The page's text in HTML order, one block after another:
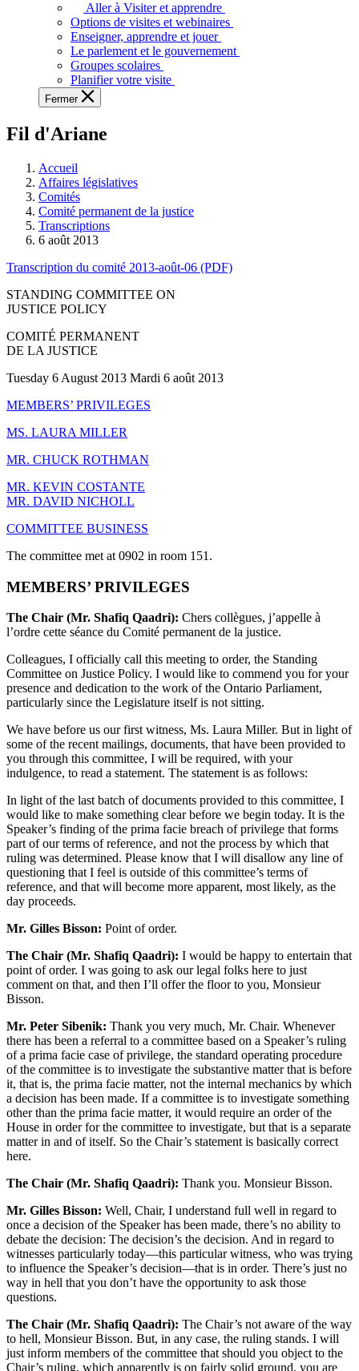
voir,
apprendre
et
à
à
législative.
Aller à Visiter et apprendre
Options de visites et webinaires
Enseigner, apprendre et jouer
Le parlement et le gouvernement
Groupes scolaires
Planifier votre visite
Fermer
Fil d'Ariane
Accueil
Affaires législatives
Comités
Comité permanent de la justice
Transcriptions
6 août 2013
Transcription du comité 2013-août-06 (PDF)
STANDING COMMITTEE ON
JUSTICE POLICY
COMITÉ PERMANENT
DE LA JUSTICE
Tuesday 6 August 2013 Mardi 6 août 2013
MEMBERS’ PRIVILEGES
MS. LAURA MILLER
MR. CHUCK ROTHMAN
MR. KEVIN COSTANTE
MR. DAVID NICHOLL
COMMITTEE BUSINESS
The committee met at 0902 in room 151.
MEMBERS’ PRIVILEGES
The Chair (Mr. Shafiq Qaadri): Chers collègues, j’appelle à
l’ordre cette séance du Comité permanent de la justice.
Colleagues, I officially call this meeting to order, the Standing
Committee on Justice Policy. I would like to commend you for your
presence and dedication to the work of the Ontario Parliament,
particularly since the Legislature itself is not sitting.
We have before us our first witness, Ms. Laura Miller. But in light of
some of the recent mailings, documents, that have been provided to
you through this committee, I will be required, with your
indulgence, to read a statement. The statement is as follows:
In light of the last batch of documents provided to this committee, I
would like to make something clear before we begin today. It is the
Speaker’s finding of the prima facie breach of privilege that forms
part of our terms of reference, and not the process by which that
ruling was determined. Please know that I will disallow any line of
questioning that I feel is outside of this committee’s terms of
reference, and that will become more apparent, most likely, as the
day proceeds.
Mr. Gilles Bisson: Point of order.
The Chair (Mr. Shafiq Qaadri): I would be happy to entertain that
point of order. I was going to ask our legal folks here to just
comment on that, and then I’ll offer the floor to you, Monsieur
Bisson.
Mr. Peter Sibenik: Thank you very much, Mr. Chair. Whenever
there has been a referral to a committee based on a Speaker’s ruling
of a prima facie case of privilege, the standard operating procedure
of the committee is to investigate the substantive matter that is before
it, that is, the prima facie matter, not the internal mechanics by which
a decision has been made. If a committee is to investigate something
other than the prima facie matter, it would require an order of the
House in order for the committee to investigate, but that is a separate
matter in and of itself. So the Chair’s statement is basically correct
here.
The Chair (Mr. Shafiq Qaadri): Thank you. Monsieur Bisson.
Mr. Gilles Bisson: Well, Chair, I understand full well in regard to
once a decision of the Speaker has been made, there’s no ability to
debate the decision: The decision’s the decision. And in regard to
witnesses particularly today—this particular witness, who was trying
to influence the Speaker’s decision—that is in order. There’s just no
way in hell that you don’t have the opportunity to ask those
questions.
The Chair (Mr. Shafiq Qaadri): The Chair’s not aware of the way
to hell, Monsieur Bisson. But, in any case, the ruling stands. I will
just inform members of the committee that should you object to the
Chair’s ruling, which apparently is on fairly solid ground, you are